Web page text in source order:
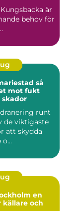
är
behov för
så
mot fukt
runt
de viktigaste
att skydda
en
och